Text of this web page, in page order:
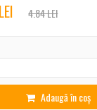
4.84 LEI
Adaugă în coș